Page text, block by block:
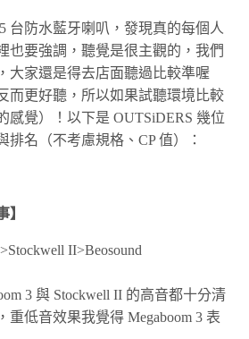
台防水藍牙喇叭，發現真的每個人
也要強調，聽覺是很主觀的，我們
大家還是得去店面聽過比較準喔
而更好聽，所以如果試聽環境比較
感覺）！以下是 OUTSiDERS 幾位
排名（不考慮規格、CP 值）：
】
II>Beosound
3 與 Stockwell II 的高音都十分清
重低音效果我覺得 Megaboom 3 表